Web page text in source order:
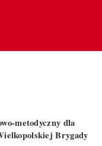
metodyczny dla
Brygady